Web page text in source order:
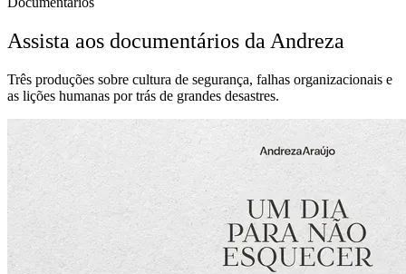
Assista aos documentários da Andreza
Três produções sobre cultura de segurança, falhas organizacionais e
as lições humanas por trás de grandes desastres.